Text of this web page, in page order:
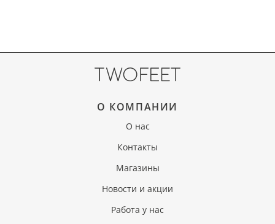
О КОМПАНИИ
О нас
Контакты
Магазины
Новости и акции
Работа у нас